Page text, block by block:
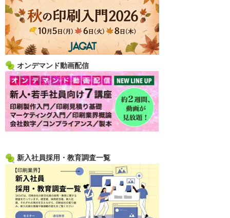
オンデマンド動画配信
新入社員採用・教育調査一覧